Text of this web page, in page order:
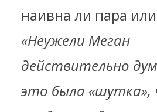
наивна ли пара
«Неужели Меган
действительно
это была «шутка»,